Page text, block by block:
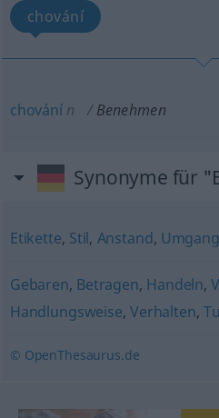
chování
chovánín Benehmen
Synonyme für
Etikette, Stil, Anstand,
Gebaren, Betragen, Handeln,
Handlungsweise, Verhalten,
© OpenThesaurus.de